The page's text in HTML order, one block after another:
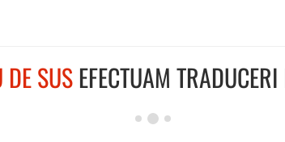
SUSEFECTUAM